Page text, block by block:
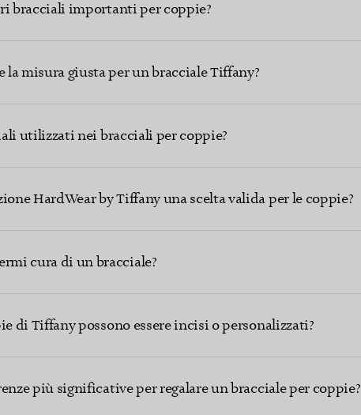
bracciali importanti per coppie?
la misura giusta per un bracciale Tiffany?
utilizzati nei bracciali per coppie?
HardWear by Tiffany una scelta valida per le coppie?
cura di un bracciale?
di Tiffany possono essere incisi o personalizzati?
più significative per regalare un bracciale per coppie?